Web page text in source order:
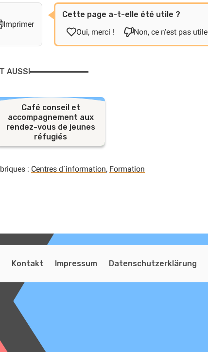
Imprimer
Cette page a-t-elle été utile ?
Oui, merci !
Non, ce n'est pas utile
AUSSI
Café conseil et
accompagnement aux
rendez-vous de jeunes
réfugiés
: Centres d´information, Formation
Kontakt Impressum Datenschutzerklärung